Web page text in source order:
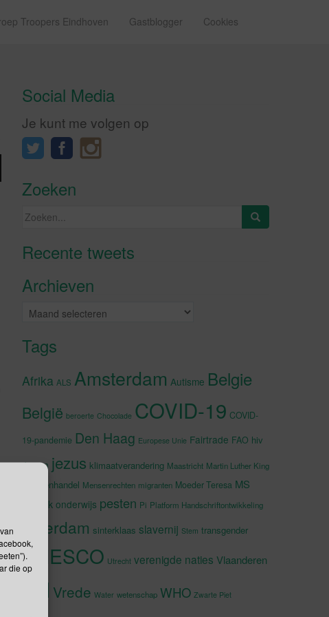
die op
Troopers Eindhoven Gastblogger Cookies
Social Media
Je kunt me volgen op
Zoeken
Zoeken
Recente tweetsKlik om marketing cookies te
Archieven
Archieven
Tags
Afrika ALS Amsterdam Autisme Belgie
België beroerte Chocolade COVID-19 COVID-
19-pandemie Den Haag Europese Unie Fairtrade FAO hiv
Japan jezus klimaatverandering Maastricht Martin Luther King
Mensenhandel Mensenrechten migranten Moeder Teresa MS
muziek onderwijs pesten Pi Platform Handschriftontwikkeling
rotterdam sinterklaas slavernij Stem transgender
UNESCO Utrecht verenigde naties Vlaanderen
VN Vrede Water wetenschap WHO Zwarte Piet